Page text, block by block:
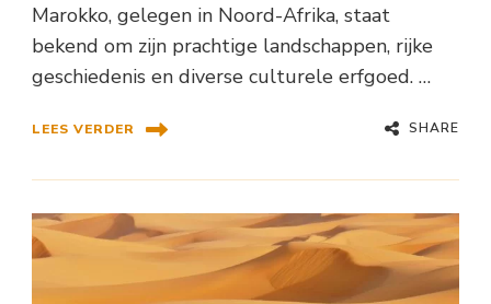
Marokko, gelegen in Noord-Afrika, staat
bekend om zijn prachtige landschappen, rijke
geschiedenis en diverse culturele erfgoed. …
LEES VERDER SHARE